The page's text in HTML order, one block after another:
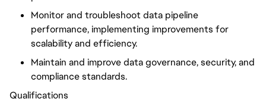
Monitor and troubleshoot data pipeline
performance, implementing improvements for
scalability and efficiency.
Maintain and improve data governance, security, and
compliance standards.
Qualifications